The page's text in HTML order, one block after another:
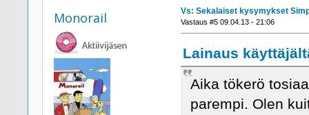
Monorail Vs: Sekalaiset kysymykset
Vastaus #5 09.04.13 - 21:06
Lainaus
Aika tökerö
parempi. Olen